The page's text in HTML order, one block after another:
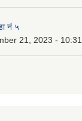
नं ५
21, 2023 - 10:31